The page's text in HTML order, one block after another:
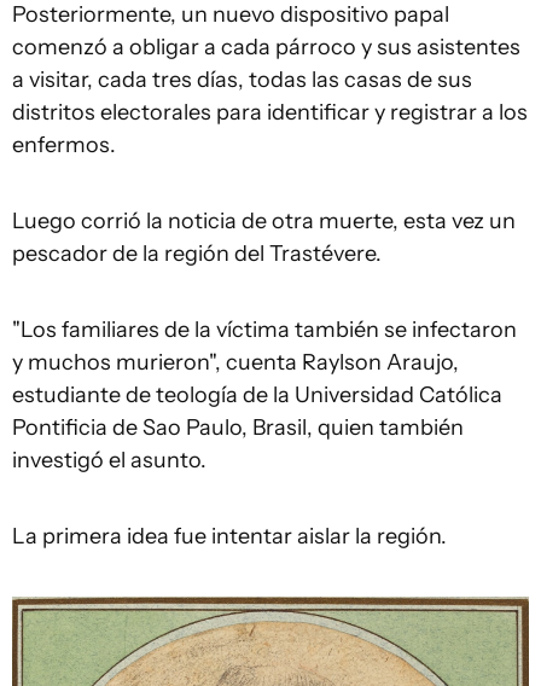
Posteriormente, un nuevo dispositivo papal
comenzó a obligar a cada párroco y sus asistentes
a visitar, cada tres días, todas las casas de sus
distritos electorales para identificar y registrar a los
enfermos.
Luego corrió la noticia de otra muerte, esta vez un
pescador de la región del Trastévere.
"Los familiares de la víctima también se infectaron
y muchos murieron", cuenta Raylson Araujo,
estudiante de teología de la Universidad Católica
Pontificia de Sao Paulo, Brasil, quien también
investigó el asunto.
La primera idea fue intentar aislar la región.